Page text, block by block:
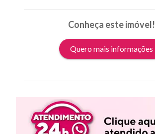
Conheça este imóvel!
Quero mais informações